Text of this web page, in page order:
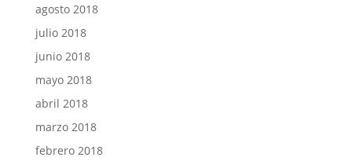
agosto 2018
julio 2018
junio 2018
mayo 2018
abril 2018
marzo 2018
febrero 2018